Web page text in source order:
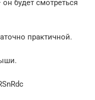
будет смотреться
практичной.